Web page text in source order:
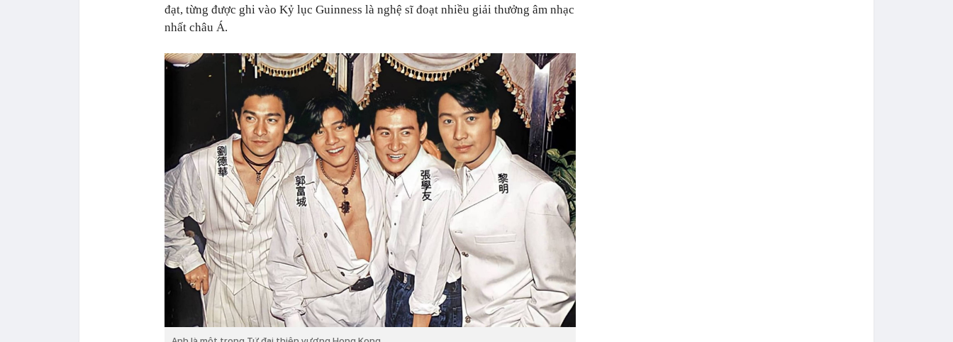
đạt, từng được ghi vào Kỷ lục Guinness là nghệ sĩ đoạt nhiều giải thưởng âm nhạc
nhất châu Á.